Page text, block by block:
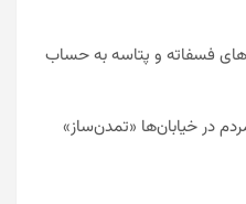
فسفاته و پتاسه به حساب
در خیابان‌ها «تمدن‌ساز»